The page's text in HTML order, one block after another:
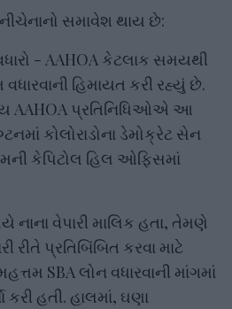
નીચેનાનો સમાવેશ થાય છે:
- AAHOA કેટલાક સમયથી
વધારવાની હિમાયત કરી રહ્યું છે.
AAHOA પ્રતિનિધિઓએ આ
કોલોરાડોના ડેમોક્રેટ સેન
કેપિટોલ હિલ ઓફિસમાં
વેપારી માલિક હતા, તેમણે
રીતે પ્રતિબિંબિત કરવા માટે
SBA લોન વધારવાની માંગમાં
કરી હતી. હાલમાં, ઘણા